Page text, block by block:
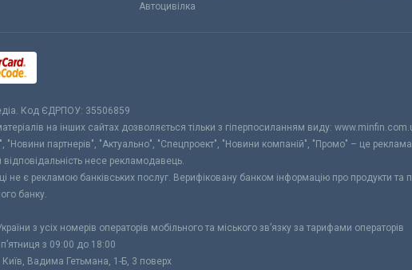
Автоцивілка
Код ЄДРПОУ: 35506859
на інших сайтах дозволяється тільки з гіперпосиланням виду:
"Новини партнерів", "Актуально", "Спецпроект", "Новини компаній", "Промо" – це
несе рекламодавець.
не є рекламою банківських послуг. Верифіковану банком інформацію про продукти
банку.
з усіх номерів операторів мобільного та міського зв’язку за тарифами операторів
з 09:00 до 18:00
Вадима Гетьмана, 1-Б, 3 поверх